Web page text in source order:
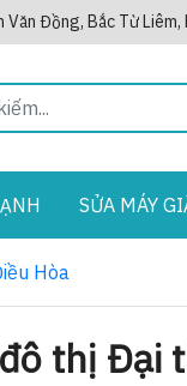
Văn Đồng, Bắc Từ Liêm,
SỬA MÁY
Hòa
thị Đại